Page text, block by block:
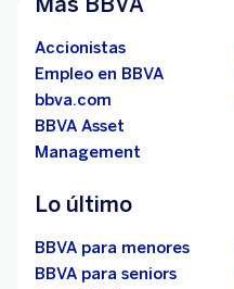
Accionistas
Empleo en BBVA
bbva.com
BBVA Asset
Management
Lo último
BBVA para menores
BBVA para seniors